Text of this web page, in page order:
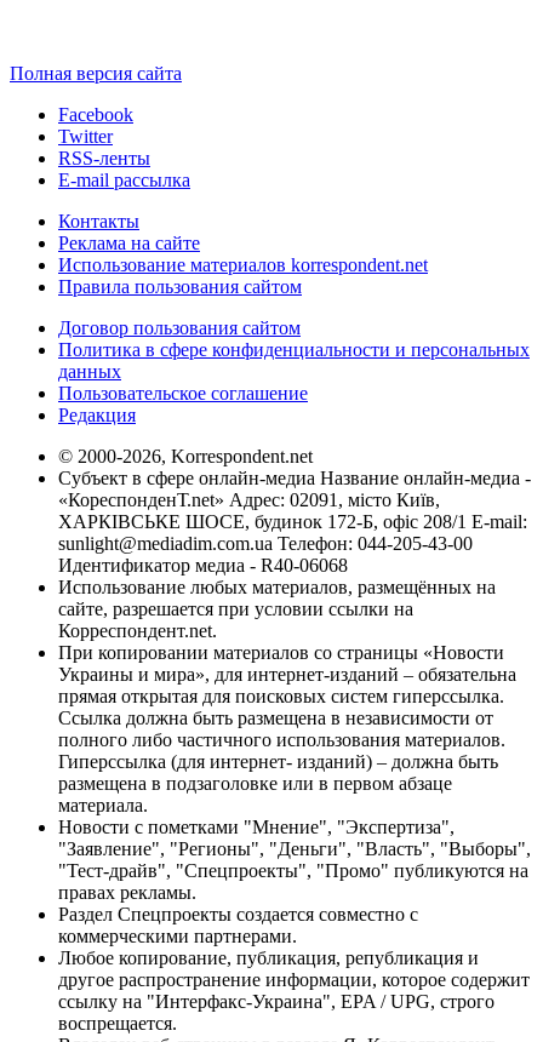
Полная версия сайта
Facebook
Twitter
RSS-ленты
E-mail рассылка
Контакты
Реклама на сайте
Использование материалов korrespondent.net
Правила пользования сайтом
Договор пользования сайтом
Политика в сфере конфиденциальности и персональных
данных
Пользовательское соглашение
Редакция
© 2000-2026, Korrespondent.net
Субъект в сфере онлайн-медиа Название онлайн-медиа -
«КореспонденТ.net» Адрес: 02091, місто Київ,
ХАРКІВСЬКЕ ШОСЕ, будинок 172-Б, офіс 208/1 E-mail:
sunlight@mediadim.com.ua Телефон: 044-205-43-00
Идентификатор медиа - R40-06068
Использование любых материалов, размещённых на
сайте, разрешается при условии ссылки на
Корреспондент.net.
При копировании материалов со страницы «Новости
Украины и мира», для интернет-изданий – обязательна
прямая открытая для поисковых систем гиперссылка.
Ссылка должна быть размещена в независимости от
полного либо частичного использования материалов.
Гиперссылка (для интернет- изданий) – должна быть
размещена в подзаголовке или в первом абзаце
материала.
Новости с пометками "Мнение", "Экспертиза",
"Заявление", "Регионы", "Деньги", "Власть", "Выборы",
"Тест-драйв", "Спецпроекты", "Промо" публикуются на
правах рекламы.
Раздел Спецпроекты создается совместно с
коммерческими партнерами.
Любое копирование, публикация, републикация и
другое распространение информации, которое содержит
ссылку на "Интерфакс-Украина", EPA / UPG, строго
воспрещается.